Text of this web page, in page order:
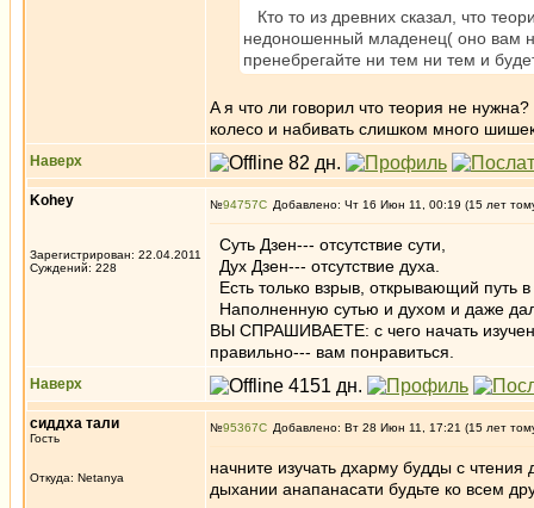
Кто то из древних сказал, что
недоношенный младенец( оно вам
пренебрегайте ни тем ни тем и
A я что ли говорил что теория не
колесо и набивать слишком много
Наверх
Kohey
Зарегистрирован: 22.04.2011
Суждений: 228
№94757 Добавлено: Чт 16 Июн 11, 00:19 (15 лет
Суть Дзен--- отсутствие сути,
Дух Дзен--- отсутствие духа.
Есть только взрыв, открывающий путь в
Наполненную сутью и духом и даже
ВЫ СПРАШИВАЕТЕ: с чего начать
правильно--- вам понравиться.
Наверх
сиддха тали
Гость
Откуда: Netanya
№95367 Добавлено: Вт 28 Июн 11, 17:21 (15 лет
начните изучать дхарму будды с
дыхании анапанасати будьте ко всем